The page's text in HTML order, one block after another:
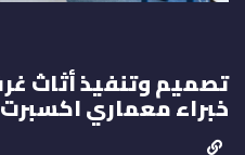
تصميم وتنفيذ أثاث
خبراء معماري اكسبرت